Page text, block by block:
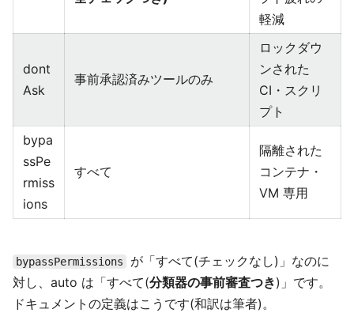
軽減
dont
Ask
事前承認済みツールのみ
ロックダウ
ンされた
CI・スクリ
プト
bypa
ssPe
rmiss
ions
すべて
隔離された
コンテナ・
VM 専用
bypassPermissions
が「すべて(チェックなし)」なのに
対し、auto は「すべて(分類器の事前審査つき)」です。
ドキュメントの定義はこうです(和訳は筆者)。